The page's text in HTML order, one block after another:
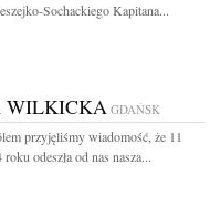
Sochackiego Kapitana...
WILKICKA GDAŃSK
przyjęliśmy wiadomość, że 11
odeszła od nas nasza...